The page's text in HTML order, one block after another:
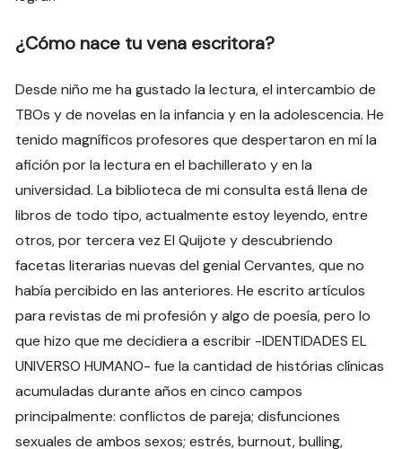
¿Cómo nace tu vena escritora?
Desde niño me ha gustado la lectura, el intercambio de
TBOs y de novelas en la infancia y en la adolescencia. He
tenido magníficos profesores que despertaron en mí la
afición por la lectura en el bachillerato y en la
universidad. La biblioteca de mi consulta está llena de
libros de todo tipo, actualmente estoy leyendo, entre
otros, por tercera vez El Quijote y descubriendo
facetas literarias nuevas del genial Cervantes, que no
había percibido en las anteriores. He escrito artículos
para revistas de mi profesión y algo de poesía, pero lo
que hizo que me decidiera a escribir -IDENTIDADES EL
UNIVERSO HUMANO- fue la cantidad de histórias clínicas
acumuladas durante años en cinco campos
principalmente: conflictos de pareja; disfunciones
sexuales de ambos sexos; estrés, burnout, bulling,